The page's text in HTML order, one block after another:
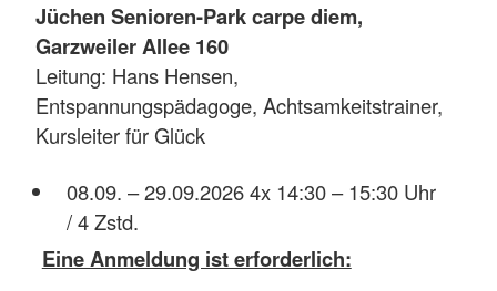
Jüchen Senioren-Park carpe diem,
Garzweiler Allee 160
Leitung: Hans Hensen,
Entspannungspädagoge, Achtsamkeitstrainer,
Kursleiter für Glück
08.09. – 29.09.2026 4x 14:30 – 15:30 Uhr
/ 4 Zstd.
Eine Anmeldung ist erforderlich: